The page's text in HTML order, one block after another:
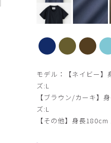
モデル：【ネイビー
ズ:L
【ブラウン/カーキ】
ズ:L
【その他】身長